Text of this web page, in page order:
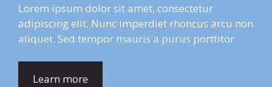
Lorem ipsum dolor sit amet, consectetur
adipiscing elit. Nunc imperdiet rhoncus arcu non
aliquet. Sed tempor mauris a purus porttitor
Learn more